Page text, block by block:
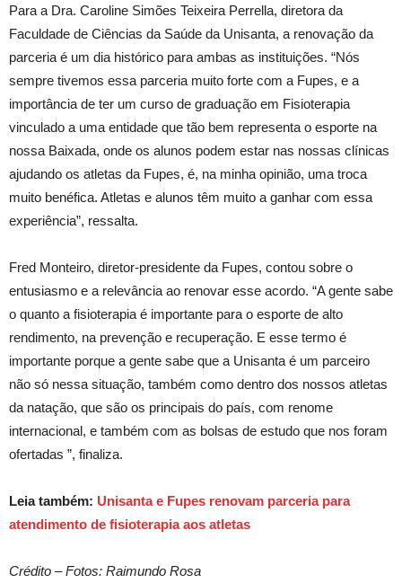
Para a Dra. Caroline Simões Teixeira Perrella, diretora da
Faculdade de Ciências da Saúde da Unisanta, a renovação da
parceria é um dia histórico para ambas as instituições. “Nós
sempre tivemos essa parceria muito forte com a Fupes, e a
importância de ter um curso de graduação em Fisioterapia
vinculado a uma entidade que tão bem representa o esporte na
nossa Baixada, onde os alunos podem estar nas nossas clínicas
ajudando os atletas da Fupes, é, na minha opinião, uma troca
muito benéfica. Atletas e alunos têm muito a ganhar com essa
experiência”, ressalta.
Fred Monteiro, diretor-presidente da Fupes, contou sobre o
entusiasmo e a relevância ao renovar esse acordo. “A gente sabe
o quanto a fisioterapia é importante para o esporte de alto
rendimento, na prevenção e recuperação. E esse termo é
importante porque a gente sabe que a Unisanta é um parceiro
não só nessa situação, também como dentro dos nossos atletas
da natação, que são os principais do país, com renome
internacional, e também com as bolsas de estudo que nos foram
ofertadas ”, finaliza.
Leia também: Unisanta e Fupes renovam parceria para
atendimento de fisioterapia aos atletas
Crédito – Fotos: Raimundo Rosa